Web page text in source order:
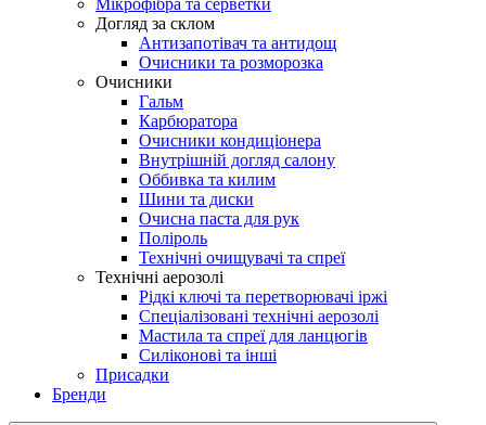
Догляд за склом
Антизапотівач та антидощ
Очисники та розморозка
Очисники
Гальм
Карбюратора
Очисники кондиціонера
Внутрішній догляд салону
Оббивка та килим
Шини та диски
Очисна паста для рук
Поліроль
Технічні очищувачі та спреї
Технічні аерозолі
Рідкі ключі та перетворювачі іржі
Спеціалізовані технічні аерозолі
Мастила та спреї для ланцюгів
Силіконові та інші
Присадки
Бренди